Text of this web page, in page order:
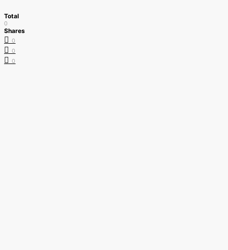
Total
0
Shares
0
0
0